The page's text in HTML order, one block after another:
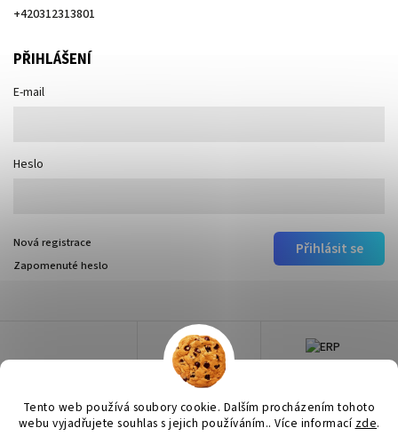
Tento web používá soubory cookie. Dalším procházením tohoto
webu vyjadřujete souhlas s jejich používáním.. Více informací zde.
+420312313801
PŘIHLÁŠENÍ
E-mail
Heslo
Přihlásit se
Nová registrace
Zapomenuté heslo